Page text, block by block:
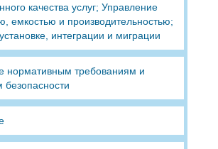
качества услуг; Управление
емкостью и производительностью;
интеграции и миграции
нормативным требованиям и
безопасности